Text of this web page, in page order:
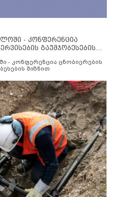
- კონფერენცია
გაუმჯობესების
- კონფერენცია ცნობიერების
მიზნით